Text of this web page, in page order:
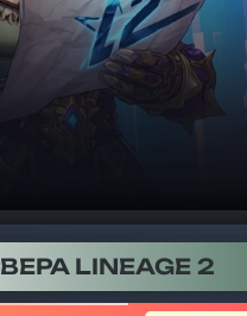
LINEAGE 2